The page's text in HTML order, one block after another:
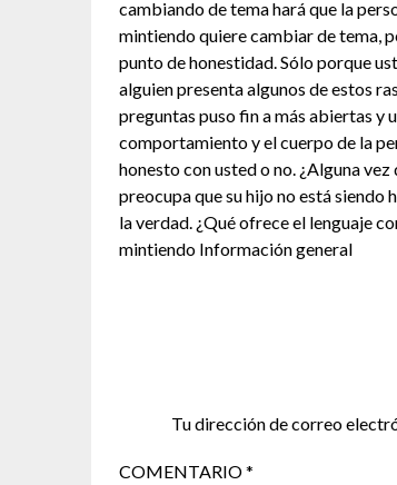
cambiando de tema hará que la
mintiendo quiere cambiar de tema,
punto de honestidad. Sólo porque
alguien presenta algunos de estos
preguntas puso fin a más abiertas y
comportamiento y el cuerpo de la
honesto con usted o no. ¿Alguna
preocupa que su hijo no está siendo
la verdad. ¿Qué ofrece el lenguaje
mintiendo Información general
Tu dirección de correo
COMENTARIO*